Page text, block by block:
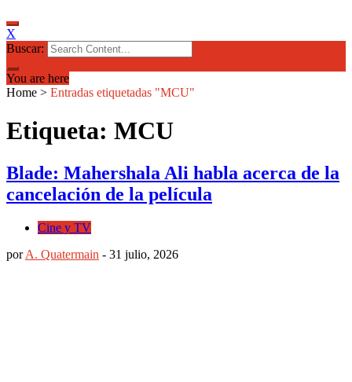
X
Buscar:
You are here
Home > Entradas etiquetadas "MCU"
Etiqueta: MCU
Blade: Mahershala Ali habla acerca de la
cancelación de la película
Cine y TV
porA. Quatermain - 31 julio, 2026